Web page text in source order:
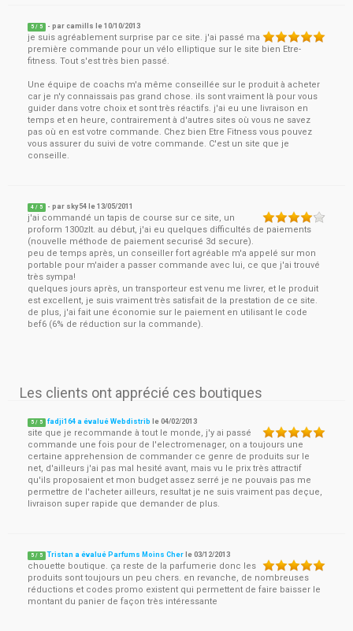
5 / 5 - parcamills le10/10/2013
je suis agréablement surprise par ce site. j'ai passé ma
première commande pour un vélo elliptique sur le site bien Etre-
fitness. Tout s'est très bien passé.
Une équipe de coachs m'a même conseillée sur le produit à acheter
car je n'y connaissais pas grand chose. ils sont vraiment là pour vous
guider dans votre choix et sont très réactifs. j'ai eu une livraison en
temps et en heure, contrairement à d'autres sites où vous ne savez
pas où en est votre commande. Chez bien Etre Fitness vous pouvez
vous assurer du suivi de votre commande. C'est un site que je
conseille.
4 / 5 - par sky54 le13/05/2011
j'ai commandé un tapis de course sur ce site, un
proform 1300zlt. au début, j'ai eu quelques difficultés de paiements
(nouvelle méthode de paiement securisé 3d secure).
peu de temps après, un conseiller fort agréable m'a appelé sur mon
portable pour m'aider a passer commande avec lui, ce que j'ai trouvé
très sympa!
quelques jours après, un transporteur est venu me livrer, et le produit
est excellent, je suis vraiment très satisfait de la prestation de ce site.
de plus, j'ai fait une économie sur le paiement en utilisant le code
bef6 (6% de réduction sur la commande).
Les clients ont apprécié ces boutiques
5 / 5 fadji164 a évalué Webdistrib le04/02/2013
site que je recommande à tout le monde, j'y ai passé
commande une fois pour de l'electromenager, on a toujours une
certaine apprehension de commander ce genre de produits sur le
net, d'ailleurs j'ai pas mal hesité avant, mais vu le prix très attractif
qu'ils proposaient et mon budget assez serré je ne pouvais pas me
permettre de l'acheter ailleurs, resultat je ne suis vraiment pas deçue,
livraison super rapide que demander de plus.
5 / 5 Tristan a évalué Parfums Moins Cher le03/12/2013
chouette boutique. ça reste de la parfumerie donc les
produits sont toujours un peu chers. en revanche, de nombreuses
réductions et codes promo existent qui permettent de faire baisser le
montant du panier de façon très intéressante